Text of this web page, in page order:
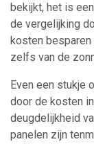
bekijkt, het is
de vergelijking
kosten
zelfs van de
Even een stukje
door de kosten
deugdelijkheid
panelen zijn